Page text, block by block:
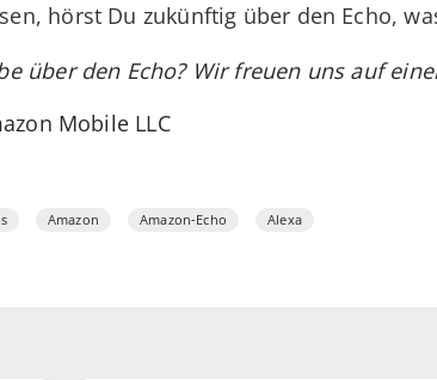
hörst Du zukünftig über den Echo,
über den Echo? Wir freuen uns auf
Mobile LLC
Amazon Amazon-Echo Alexa